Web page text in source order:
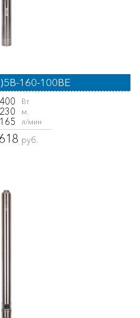
160-100BE
Вт
230 м.
165 л/мин
руб.